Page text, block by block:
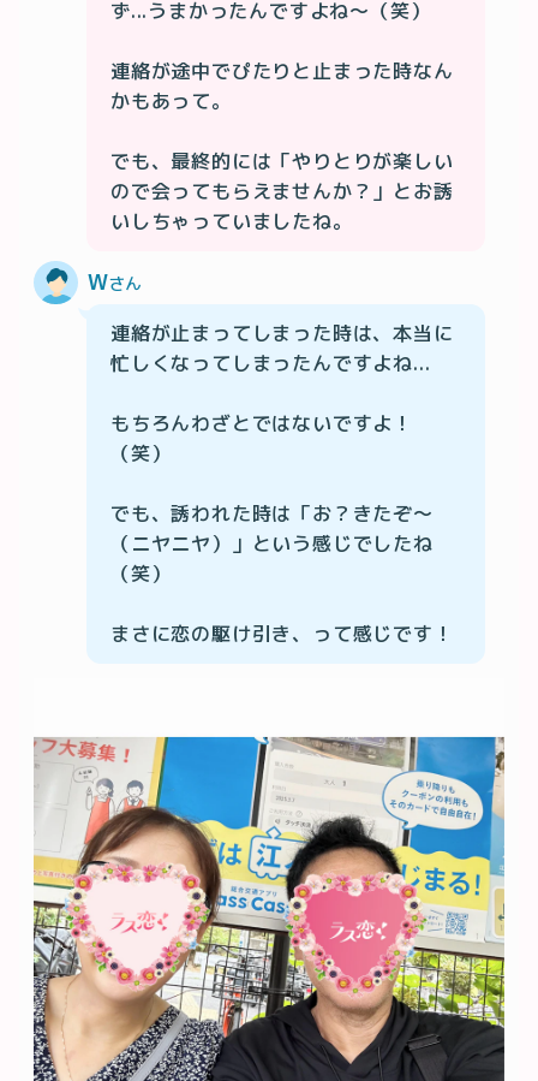
ず...うまかったんですよね〜（笑）
連絡が途中でぴたりと止まった時なん
かもあって。
でも、最終的には「やりとりが楽しい
ので会ってもらえませんか？」とお誘
いしちゃっていましたね。
Wさん
連絡が止まってしまった時は、本当に
忙しくなってしまったんですよね...
もちろんわざとではないですよ！
（笑）
でも、誘われた時は「お？きたぞ〜
（ニヤニヤ）」という感じでしたね
（笑）
まさに恋の駆け引き、って感じです！